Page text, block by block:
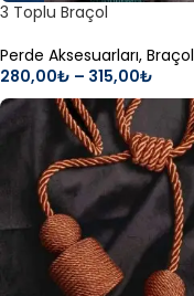
3 Toplu Braçol
Perde Aksesuarları, Braçol
280,00₺ – 315,00₺